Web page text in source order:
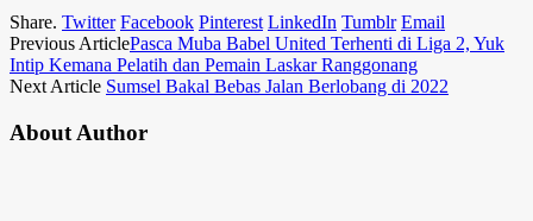
Share. Twitter Facebook Pinterest LinkedIn Tumblr Email
Previous ArticlePasca Muba Babel United Terhenti di Liga 2, Yuk
Intip Kemana Pelatih dan Pemain Laskar Ranggonang
Next Article Sumsel Bakal Bebas Jalan Berlobang di 2022
About Author